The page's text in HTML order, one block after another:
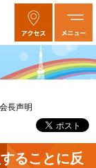
長声明
ることに反